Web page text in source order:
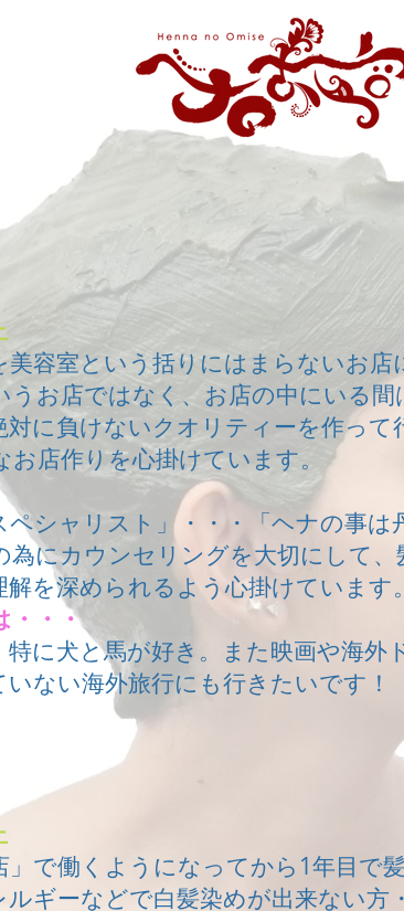
美容室という括りにはまらないお
うお店ではなく、お店の中にいる
対に負けないクオリティーを作っ
お店作りを心掛けています。
ペシャリスト」・・・「ヘナの事
為にカウンセリングを大切にして
を深められるよう心掛けています。
・・・
に犬と馬が好き。また映画や海
ない海外旅行にも行きたいです！
で働くようになってから1年目で
ギーなどで白髪染めが出来ない方